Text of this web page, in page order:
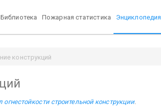
Библиотека Пожарная статистика Энциклопедия
конструкций
огнестойкости строительной конструкции.